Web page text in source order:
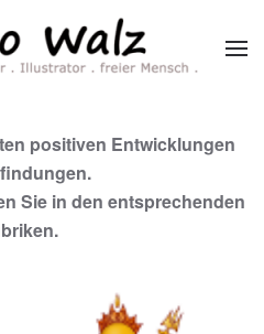
positiven Entwicklungen
Sie in den entsprechenden